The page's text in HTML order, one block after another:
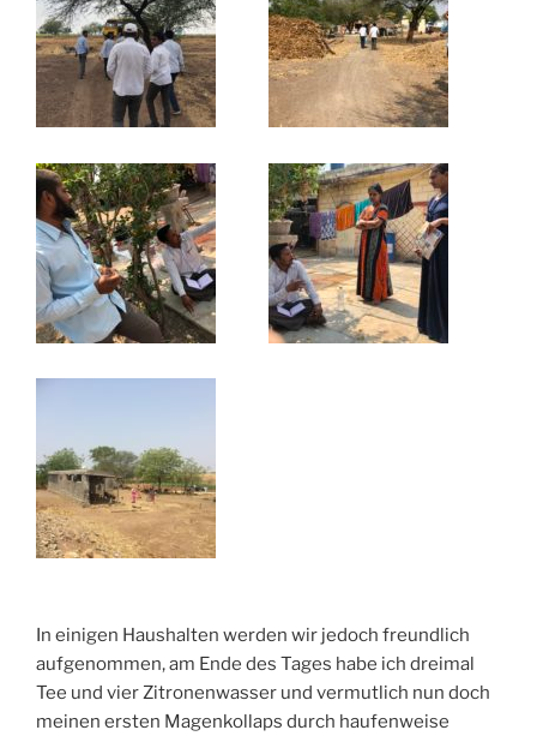
In einigen Haushalten werden wir jedoch freundlich
aufgenommen, am Ende des Tages habe ich dreimal
Tee und vier Zitronenwasser und vermutlich nun doch
meinen ersten Magenkollaps durch haufenweise